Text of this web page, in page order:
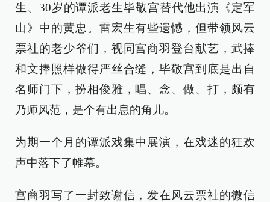
生、30岁的谭派老生毕敬宫替代他出演《定军
山》中的黄忠。雷宏生有些遗憾，但带领风云
票社的老少爷们，视同宫商羽登台献艺，武捧
和文捧照样做得严丝合缝，毕敬宫到底是出自
名师门下，扮相俊雅，唱、念、做、打，颇有
乃师风范，是个有出息的角儿。
为期一个月的谭派戏集中展演，在戏迷的狂欢
声中落下了帷幕。
宫商羽写了一封致谢信，发在风云票社的微信